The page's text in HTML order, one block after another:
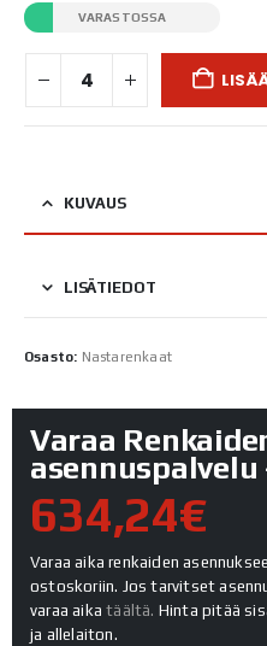
VARASTOSSA
KUVAUS
LISÄTIEDOT
Osasto: Nastarenkaat
Varaa
asennuspalvelu
634,24€
Varaa aika renkaiden
ostoskoriin. Jos tarvitset
varaa aikatäältä. Hinta pitää
ja allelaiton.